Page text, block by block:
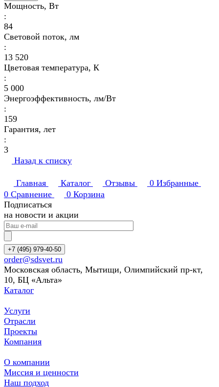
Мощность, Вт
:
84
Световой поток, лм
:
13 520
Цветовая температура, К
:
5 000
Энергоэффективность, лм/Вт
:
159
Гарантия, лет
:
3
Назад к списку
Главная Каталог Отзывы 0 Избранные
0 Сравнение 0 Корзина
Подписаться
на новости и акции
+7 (495) 979-40-50
order@sdsvet.ru
Московская область, Мытищи, Олимпийский пр-кт,
10, БЦ «Альта»
Каталог
Услуги
Отрасли
Проекты
Компания
О компании
Миссия и ценности
Наш подход